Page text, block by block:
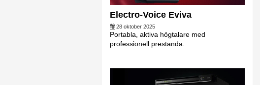
Electro-Voice Eviva
28 oktober 2025
Portabla, aktiva högtalare med
professionell prestanda.